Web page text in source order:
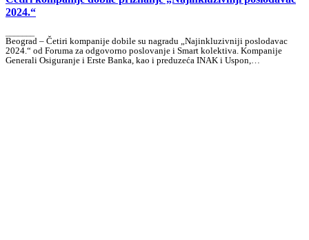
2024.“
Beograd – Četiri kompanije dobile su nagradu „Najinkluzivniji poslodavac
2024.“ od Foruma za odgovorno poslovanje i Smart kolektiva. Kompanije
Generali Osiguranje i Erste Banka, kao i preduzeća INAK i Uspon,…